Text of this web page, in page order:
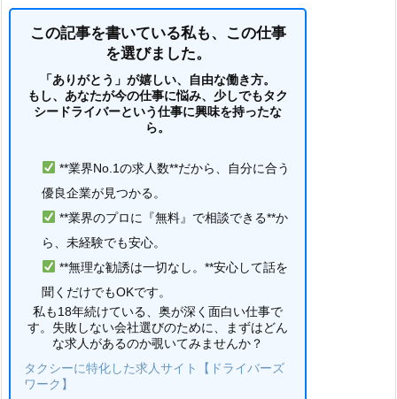
この記事を書いている私も、この仕事
を選びました。
「ありがとう」が嬉しい、自由な働き方。
もし、あなたが今の仕事に悩み、少しでもタク
シードライバーという仕事に興味を持ったな
ら。
**業界No.1の求人数**だから、自分に合う
優良企業が見つかる。
**業界のプロに『無料』で相談できる**か
ら、未経験でも安心。
**無理な勧誘は一切なし。**安心して話を
聞くだけでもOKです。
私も18年続けている、奥が深く面白い仕事で
す。失敗しない会社選びのために、まずはどん
な求人があるのか覗いてみませんか？
タクシーに特化した求人サイト【ドライバーズ
ワーク】